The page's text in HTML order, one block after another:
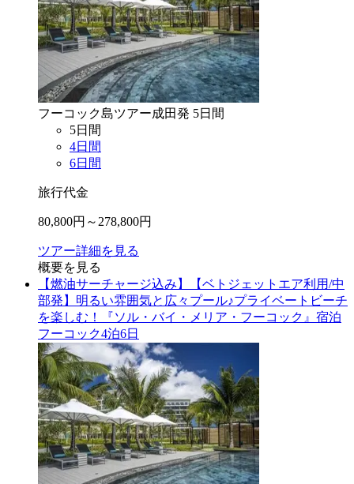
フーコック島ツアー成田発 5日間
5日間
4日間
6日間
旅行代金
80,800円～ 278,800円
ツアー詳細を見る
概要を見る
【燃油サーチャージ込み】【ベトジェットエア利用/中
部発】明るい雰囲気と広々プール♪プライベートビーチ
を楽しむ！『ソル・バイ・メリア・フーコック』宿泊
フーコック4泊6日